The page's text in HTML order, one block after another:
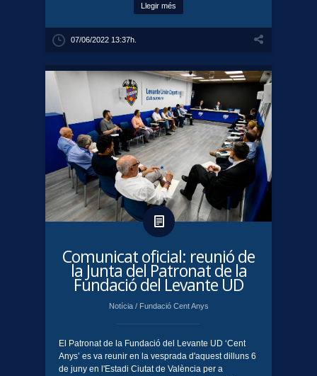
Llegir més
07/06/2022 13:37h.
Comunicat oficial: reunió de
la Junta del Patronat de la
Fundació del Levante UD
Notícia / Fundació Cent Anys
El Patronat de la Fundació del Levante UD ‘Cent
Anys’ es va reunir en la vesprada d'aquest dilluns 6
de juny en l'Estadi Ciutat de València per a